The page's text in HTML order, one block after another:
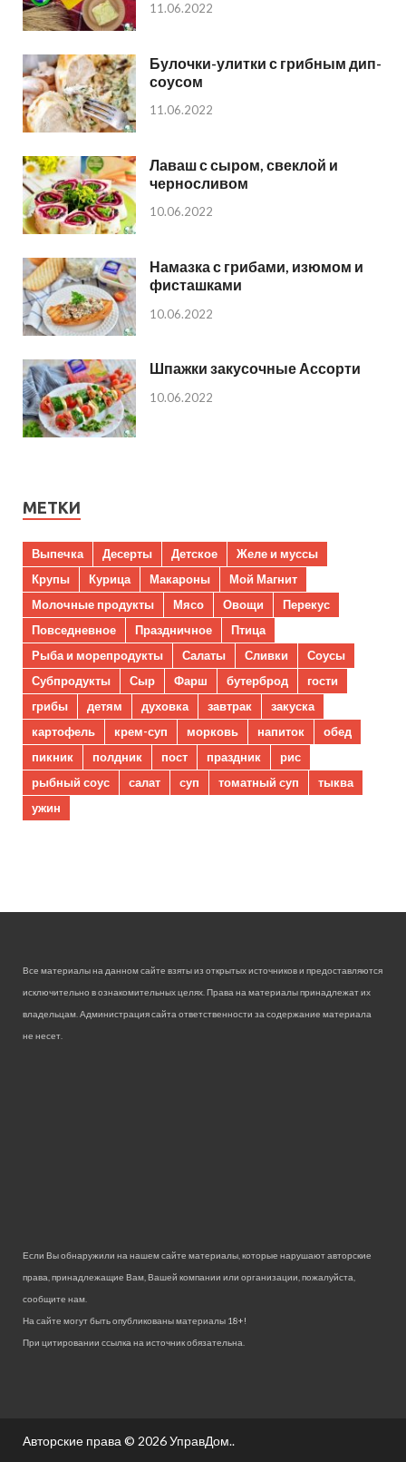
11.06.2022
Булочки-улитки с грибным дип-
соусом
11.06.2022
Лаваш с сыром, свеклой и
черносливом
10.06.2022
Намазка с грибами, изюмом и
фисташками
10.06.2022
Шпажки закусочные Ассорти
10.06.2022
МЕТКИ
Выпечка Десерты Детское
Желе и муссы
Крупы
Курица Макароны
Мой Магнит
Молочные продукты
Мясо Овощи
Перекус
Повседневное
Праздничное
Птица
Рыба и морепродукты
Салаты Сливки
Соусы
Субпродукты
Сыр Фарш бутерброд
гости
грибы
детям духовка завтрак
закуска
картофель
крем-суп морковь напиток
обед
пикник
полдник пост праздник
рис
рыбный соус
салат суп томатный суп
тыква
ужин
Все материалы на данном сайте взяты из открытых источников и предоставляются
исключительно в ознакомительных целях. Права на материалы принадлежат их
владельцам. Администрация сайта ответственности за содержание материала
не несет.
Если Вы обнаружили на нашем сайте материалы, которые нарушают авторские
права, принадлежащие Вам, Вашей компании или организации, пожалуйста,
сообщите нам.
На сайте могут быть опубликованы материалы 18+!
При цитировании ссылка на источник обязательна.
Авторские права © 2026УправДом..